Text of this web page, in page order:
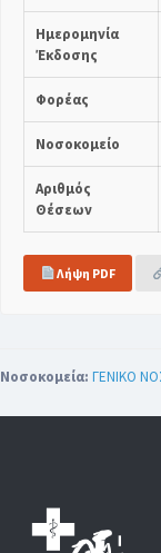
Ημερομηνία
Έκδοσης
Φορέας
Νοσοκομείο
Αριθμός
Θέσεων
Λήψη PDF
Νοσοκομεία: ΓΕΝΙΚΟ